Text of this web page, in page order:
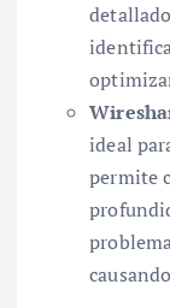
ideal
permite